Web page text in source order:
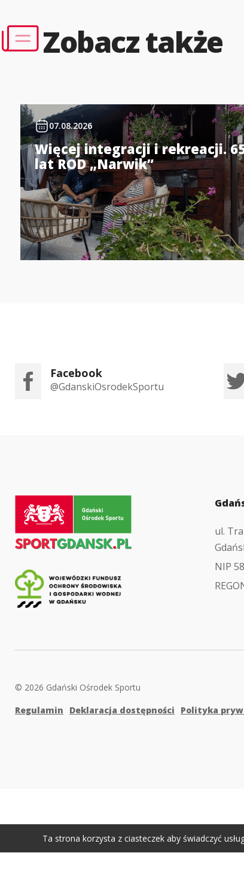
Zobacz także
07.08.2026
Więcej integracji i rekreacji.
lat ROD „Narwik”
Facebook
@GdanskiOsrodekSportu
strony
ul.
NIP
© 2026 Gdański Ośrodek Sportu
Regulamin
Deklaracja dostępności Polityka
Ta strona korzysta z ciasteczek aby świadczyć